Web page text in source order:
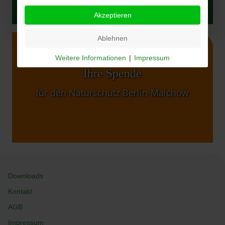
Ihre Spende
für den Naturschutz Berlin-Malchow
Sie können mit Ihrer grünen Spende den
Berliner Naturschutz vielfältig unterstützen.
Downloads
Kontakt
AGB
Impressum
Akzeptieren
Ablehnen
Weitere Informationen | Impressum